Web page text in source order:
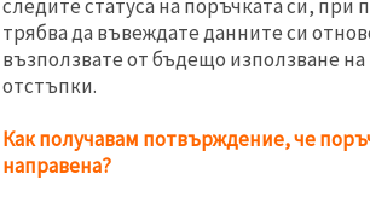
показваме
релевантно
съдържание
и реклами,
на наши
партньори
за анализ
следите статуса на поръчката си, при
трябва да въвеждате данните си
възползвате от бъдещо използване
отстъпки.
Как получавам потвърждение, че
направена?